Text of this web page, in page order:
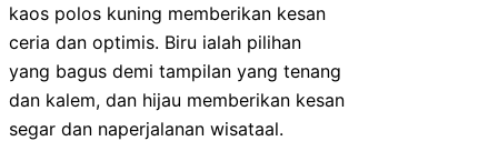
kaos polos kuning memberikan kesan
ceria dan optimis. Biru ialah pilihan
yang bagus demi tampilan yang tenang
dan kalem, dan hijau memberikan kesan
segar dan naperjalanan wisataal.